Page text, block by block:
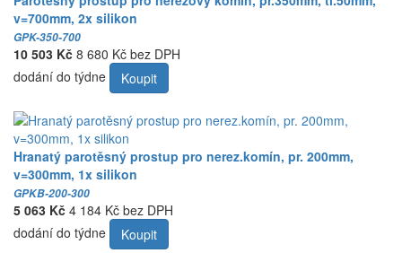
v=700mm, 2x silikon
GPK-350-700
10 503 Kč 8 680 Kč bez DPH
dodání do týdne
Koupit
Hranatý parotěsný prostup pro nerez.komín, pr. 200mm,
v=300mm, 1x silikon
GPKB-200-300
5 063 Kč 4 184 Kč bez DPH
dodání do týdne
Koupit